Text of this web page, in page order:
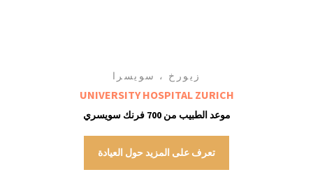
زيورخ ، سويسرا
UNIVERSITY HOSPITAL ZURICH
موعد الطبيب من 700 فرنك سويسري
تعرف على المزيد حول العيادة